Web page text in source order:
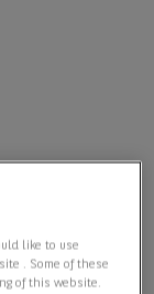
like to use
. Some of these
of this website.